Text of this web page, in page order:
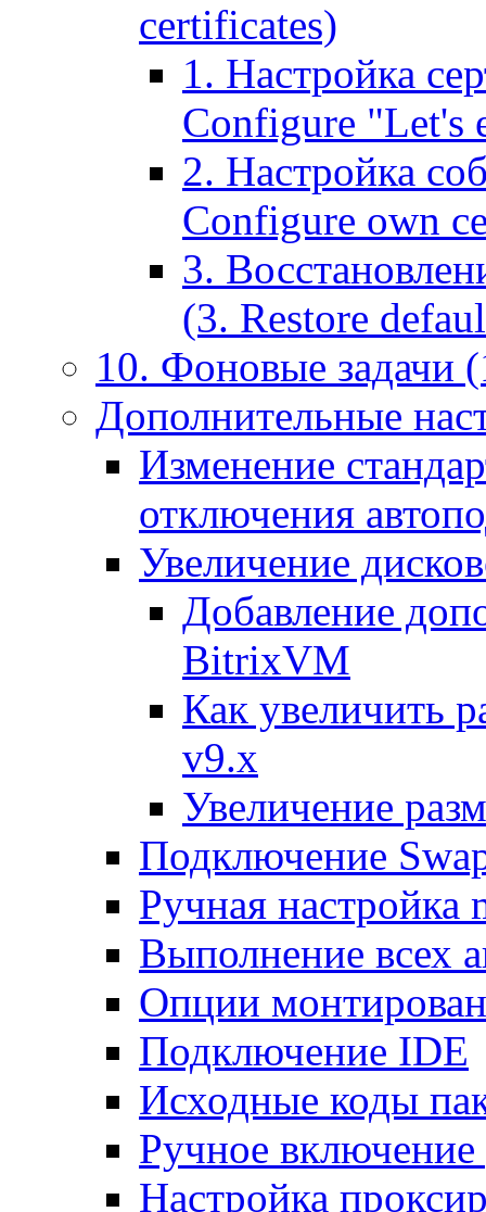
certificates)
1. Настройка
Configure "Let's
2. Настройка
Configure own
3.
(3. Restore
10. Фоновые задачи
Дополнительные
Изменение
отключения
Увеличение
Добавление
BitrixVM
Как увеличить
v9.x
Увеличение
Подключение
Ручная настройка
Выполнение всех
Опции
Подключение IDE
Исходные коды
Ручное
Настройка